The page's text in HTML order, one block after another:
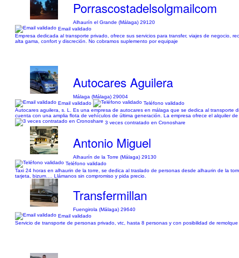
Porrascostadelsolgmailcom
Alhaurín el Grande (Málaga) 29120
Email validado
Empresa dedicada al transporte privado, ofrece sus servicios para transfer, viajes de negocio,
alta gama, confort y discreción. No cobramos suplemento por equipaje
Autocares Aguilera
Málaga (Málaga) 29004
Email validado
Teléfono validado
Autocares aguilera, s. L. Es una empresa de autocares en málaga que se dedica al
cuenta con una amplia flota de vehículos de última generación. La empresa ofrece el alquiler
3 veces contratado en Cronoshare
Antonio Miguel
Alhaurín de la Torre (Málaga) 29130
Teléfono validado
Taxi 24 horas en alhaurin de la torre, se dedica al traslado de personas desde alhaurin de la
tarjeta, bizum…. Llámanos sin compromiso y pida precio.
Transfermillan
Fuengirola (Málaga) 29640
Email validado
Servicio de transporte de personas privado, vtc, hasta 8 personas y con posibilidad de